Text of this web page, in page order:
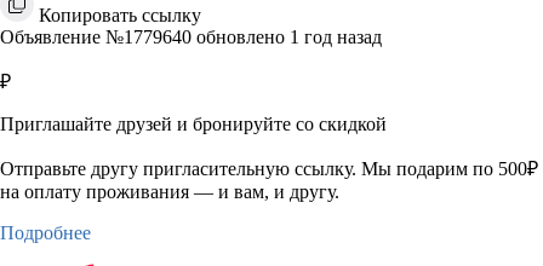
Копировать ссылку
Объявление №1779640 обновлено 1 год назад
₽
Приглашайте друзей и бронируйте со скидкой
Отправьте другу пригласительную ссылку. Мы подарим по 500₽
на оплату проживания — и вам, и другу.
Подробнее